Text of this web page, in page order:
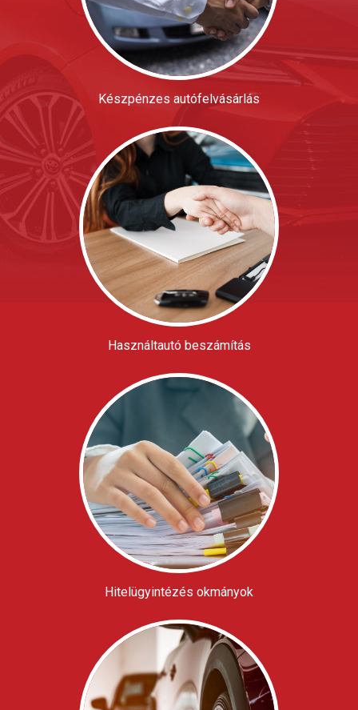
Készpénzes autófelvásárlás
Használtautó beszámítás
Hitelügyintézés okmányok